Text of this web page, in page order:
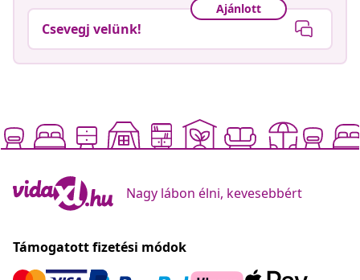
Ajánlott
Csevegj velünk!
Nagy lábon élni, kevesebbért
Támogatott fizetési módok